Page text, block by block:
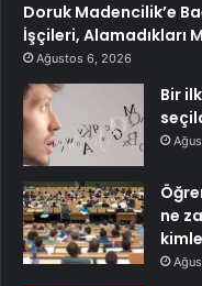
Doruk Madencilik’e
İşçileri, Alamadıkları
Ağustos 6, 2026
Bir
ne